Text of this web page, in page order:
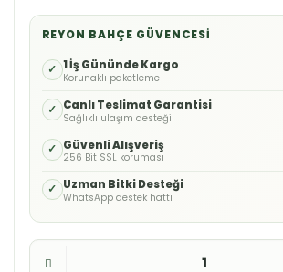
REYON BAHÇE GÜVENCESI
✓ 1 İş Gününde Kargo
Korunaklı paketleme
✓ Canlı Teslimat Garantisi
Sağlıklı ulaşım desteği
✓ Güvenli Alışveriş
256 Bit SSL koruması
✓ Uzman Bitki Desteği
WhatsApp destek hattı